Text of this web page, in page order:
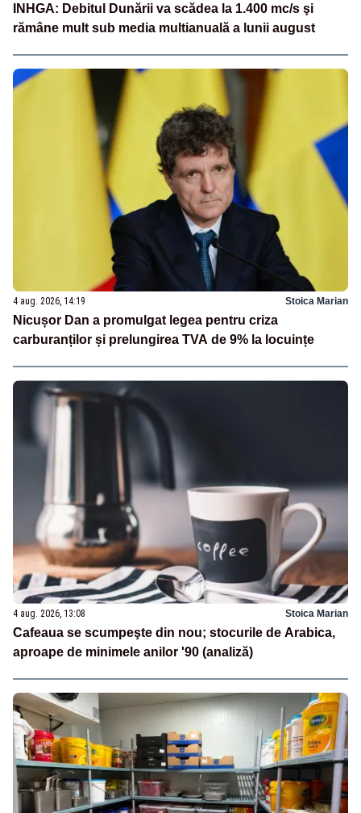
INHGA: Debitul Dunării va scădea la 1.400 mc/s şi
rămâne mult sub media multianuală a lunii august
4 aug. 2026, 14:19 Stoica Marian
Nicușor Dan a promulgat legea pentru criza
carburanților și prelungirea TVA de 9% la locuințe
4 aug. 2026, 13:08 Stoica Marian
Cafeaua se scumpeşte din nou; stocurile de Arabica,
aproape de minimele anilor '90 (analiză)